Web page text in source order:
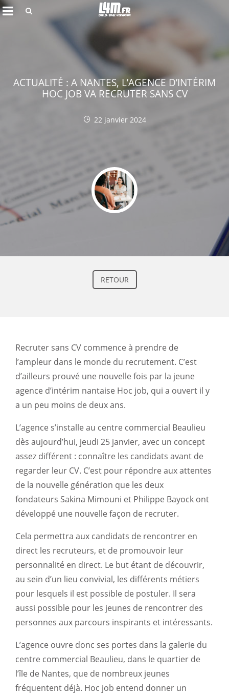
RETOUR
ACTUALITÉ : A NANTES, L’AGENCE D’INTÉRIM
HOC JOB VA RECRUTER SANS CV
22 janvier 2024
Recruter sans CV commence à prendre de
l’ampleur dans le monde du recrutement. C’est
d’ailleurs prouvé une nouvelle fois par la jeune
agence d’intérim nantaise Hoc job, qui a ouvert il y
a un peu moins de deux ans.
L’agence s’installe au centre commercial Beaulieu
dès aujourd’hui, jeudi 25 janvier, avec un concept
assez différent : connaître les candidats avant de
regarder leur CV. C’est pour répondre aux attentes
de la nouvelle génération que les deux
fondateurs Sakina Mimouni et Philippe Bayock ont
développé une nouvelle façon de recruter.
Cela permettra aux candidats de rencontrer en
direct les recruteurs, et de promouvoir leur
personnalité en direct. Le but étant de découvrir,
au sein d’un lieu convivial, les différents métiers
pour lesquels il est possible de postuler. Il sera
aussi possible pour les jeunes de rencontrer des
personnes aux parcours inspirants et intéressants.
L’agence ouvre donc ses portes dans la galerie du
centre commercial Beaulieu, dans le quartier de
l’île de Nantes, que de nombreux jeunes
fréquentent déjà. Hoc job entend donner un